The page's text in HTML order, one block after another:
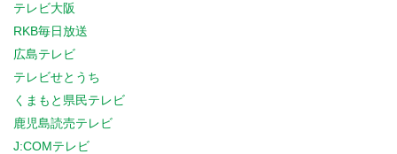
テレビ大阪
RKB毎日放送
広島テレビ
テレビせとうち
くまもと県民テレビ
鹿児島読売テレビ
J:COMテレビ